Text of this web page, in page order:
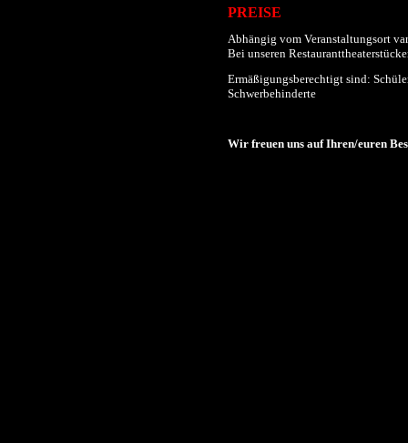
PREISE
Abhängig vom Veranstaltungsort
Bei unseren
Ermäßigungsberechtigt sind:
Schwerbehinderte
Wir freuen uns auf Ihren/euren